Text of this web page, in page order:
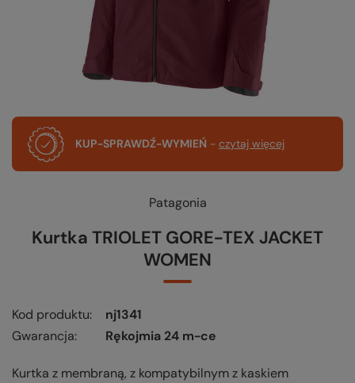
KUP-SPRAWDŹ-WYMIEŃ - czytaj więcej
Patagonia
Kurtka TRIOLET GORE-TEX JACKET
WOMEN
Kod produktu
nj1341
Gwarancja
Rękojmia 24 m-ce
Kurtka z membraną, z kompatybilnym z kaskiem